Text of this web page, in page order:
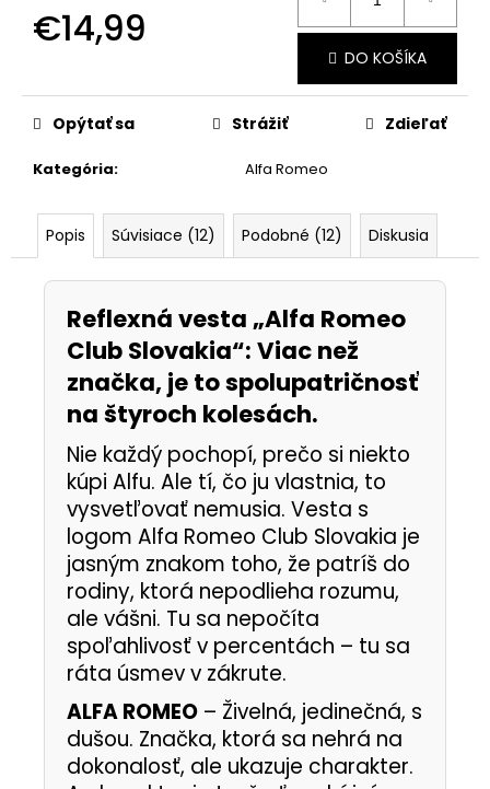
€14,99
DO KOŠÍKA
Kategória: Alfa Romeo
Opýtať sa Strážiť Zdieľať
Popis Súvisiace (12) Podobné (12) Diskusia
Reflexná vesta „Alfa Romeo
Club Slovakia“: Viac než
značka, je to spolupatričnosť
na štyroch kolesách.
Nie každý pochopí, prečo si niekto
kúpi Alfu. Ale tí, čo ju vlastnia, to
vysvetľovať nemusia. Vesta s
logom Alfa Romeo Club Slovakia je
jasným znakom toho, že patríš do
rodiny, ktorá nepodlieha rozumu,
ale vášni. Tu sa nepočíta
spoľahlivosť v percentách – tu sa
ráta úsmev v zákrute.
ALFA ROMEO – Živelná, jedinečná, s
dušou. Značka, ktorá sa nehrá na
dokonalosť, ale ukazuje charakter.